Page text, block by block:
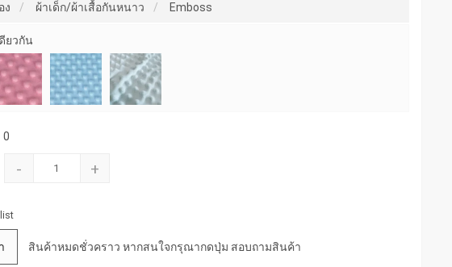
ง
ผ้าเด็ก/ผ้าเสื้อกันหนาว Emboss
ยวกัน
0
- +
สินค้าหมดชั่วคราว หากสนใจกรุณากดปุ่ม สอบถามสินค้า